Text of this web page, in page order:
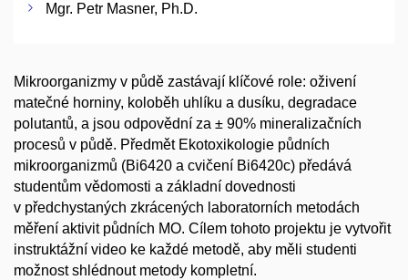
Mgr. Petr Masner, Ph.D.
Mikroorganizmy v půdě zastávají klíčové role: oživení
matečné horniny, koloběh uhlíku a dusíku, degradace
polutantů, a jsou odpovědní za ± 90% mineralizačních
procesů v půdě. Předmět Ekotoxikologie půdních
mikroorganizmů (Bi6420 a cvičení Bi6420c) předává
studentům vědomosti a základní dovednosti
v předchystaných zkrácených laboratorních metodách
měření aktivit půdních MO. Cílem tohoto projektu je vytvořit
instruktážní video ke každé metodě, aby měli studenti
možnost shlédnout metody kompletní.